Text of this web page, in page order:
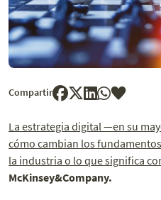
Compartir
La estrategia digital —en su
cómo cambian los
la industria o lo que significa
McKinsey&Company.